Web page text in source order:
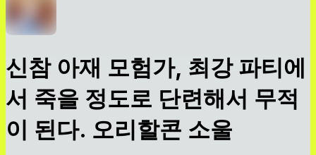
신참 아재 모험가, 최강 파티에
서 죽을 정도로 단련해서 무적
이 된다. 오리할콘 소울